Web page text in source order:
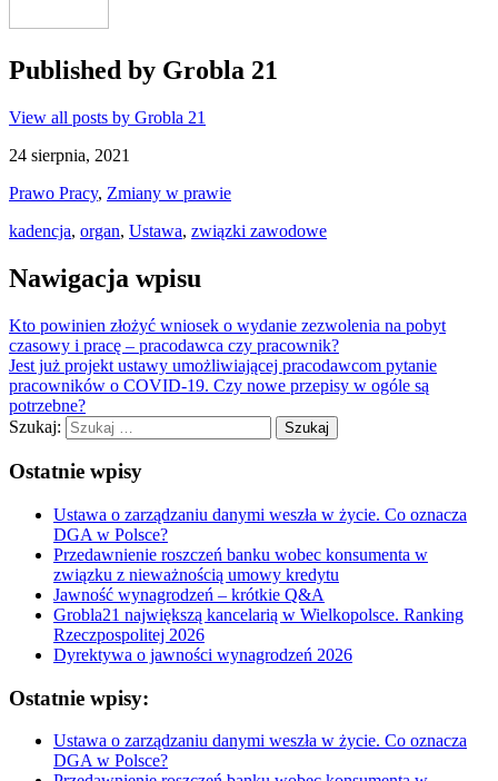
Published by Grobla 21
View all posts by Grobla 21
24 sierpnia, 2021
Prawo Pracy, Zmiany w prawie
kadencja, organ, Ustawa, związki zawodowe
Nawigacja wpisu
Kto powinien złożyć wniosek o wydanie zezwolenia na pobyt
czasowy i pracę – pracodawca czy pracownik?
Jest już projekt ustawy umożliwiającej pracodawcom pytanie
pracowników o COVID-19. Czy nowe przepisy w ogóle są
potrzebne?
Szukaj:
Ostatnie wpisy
Ustawa o zarządzaniu danymi weszła w życie. Co oznacza
DGA w Polsce?
Przedawnienie roszczeń banku wobec konsumenta w
związku z nieważnością umowy kredytu
Jawność wynagrodzeń – krótkie Q&A
Grobla21 największą kancelarią w Wielkopolsce. Ranking
Rzeczpospolitej 2026
Dyrektywa o jawności wynagrodzeń 2026
Ostatnie wpisy:
Ustawa o zarządzaniu danymi weszła w życie. Co oznacza
DGA w Polsce?